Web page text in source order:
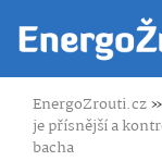
EnergoZrouti.cz»
je přísnější a
bacha